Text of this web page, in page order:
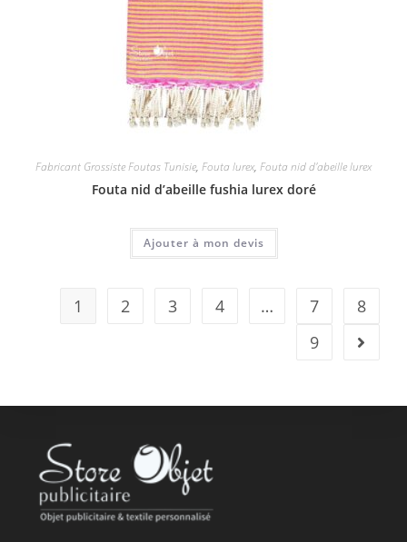
Fabricant Grossiste Foutas Tunisie, Fouta lurex, Fouta nid d'abeille lurex
Fouta nid d’abeille fushia lurex doré
Ajouter à mon devis
1 2 3 4 … 7
8
9